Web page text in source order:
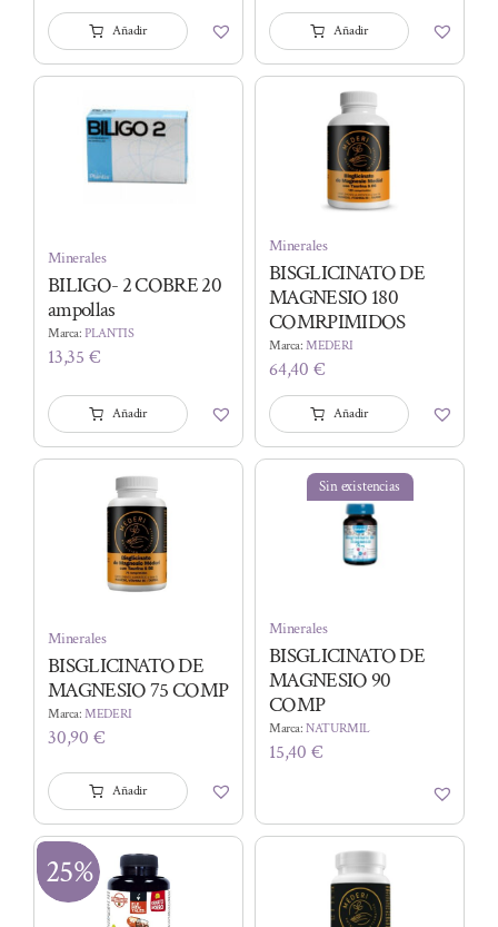
Añadir Añadir
Minerales
BILIGO- 2 COBRE 20
ampollas
Marca:PLANTIS
13,35 €
Añadir
Minerales
BISGLICINATO DE
MAGNESIO 180
COMRPIMIDOS
Marca:MEDERI
64,40 €
Añadir
Minerales
BISGLICINATO DE
MAGNESIO 75 COMP
Marca:MEDERI
30,90 €
Añadir
Sin existencias
Minerales
BISGLICINATO DE
MAGNESIO 90
COMP
Marca:NATURMIL
15,40 €
25%